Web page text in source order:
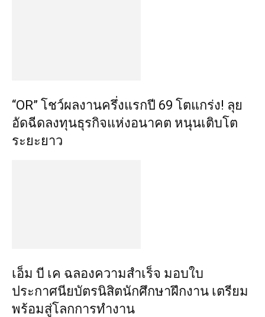
“OR” โชว์ผลงานครึ่งแรกปี 69 โตแกร่ง! ลุย
อัดฉีดลงทุนธุรกิจแห่งอนาคต หนุนเติบโต
ระยะยาว
เอ็ม บี เค ฉลองความสำเร็จ มอบใบ
ประกาศนียบัตรนิสิตนักศึกษาฝึกงาน เตรียม
พร้อมสู่โลกการทำงาน